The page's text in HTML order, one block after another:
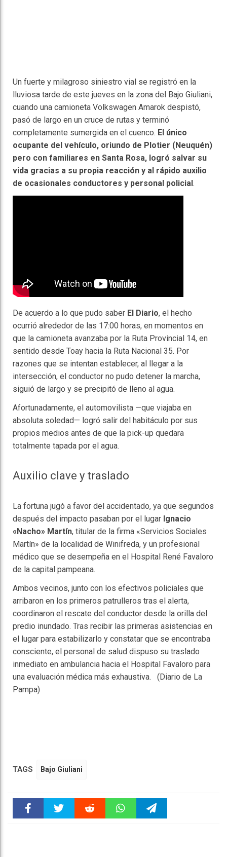
Un fuerte y milagroso siniestro vial se registró en la
lluviosa tarde de este jueves en la zona del Bajo Giuliani,
cuando una camioneta Volkswagen Amarok despistó,
pasó de largo en un cruce de rutas y terminó
completamente sumergida en el cuenco. El único
ocupante del vehículo, oriundo de Plotier (Neuquén)
pero con familiares en Santa Rosa, logró salvar su
vida gracias a su propia reacción y al rápido auxilio
de ocasionales conductores y personal policial.
De acuerdo a lo que pudo saber El Diario, el hecho
ocurrió alrededor de las 17:00 horas, en momentos en
que la camioneta avanzaba por la Ruta Provincial 14, en
sentido desde Toay hacia la Ruta Nacional 35. Por
razones que se intentan establecer, al llegar a la
intersección, el conductor no pudo detener la marcha,
siguió de largo y se precipitó de lleno al agua.
Afortunadamente, el automovilista —que viajaba en
absoluta soledad— logró salir del habitáculo por sus
propios medios antes de que la pick-up quedara
totalmente tapada por el agua.
Auxilio clave y traslado
La fortuna jugó a favor del accidentado, ya que segundos
después del impacto pasaban por el lugar Ignacio
«Nacho» Martín, titular de la firma «Servicios Sociales
Martín» de la localidad de Winifreda, y un profesional
médico que se desempeña en el Hospital René Favaloro
de la capital pampeana.
Ambos vecinos, junto con los efectivos policiales que
arribaron en los primeros patrulleros tras el alerta,
coordinaron el rescate del conductor desde la orilla del
predio inundado. Tras recibir las primeras asistencias en
el lugar para estabilizarlo y constatar que se encontraba
consciente, el personal de salud dispuso su traslado
inmediato en ambulancia hacia el Hospital Favaloro para
una evaluación médica más exhaustiva. (Diario de La
Pampa)
TAGS Bajo Giuliani